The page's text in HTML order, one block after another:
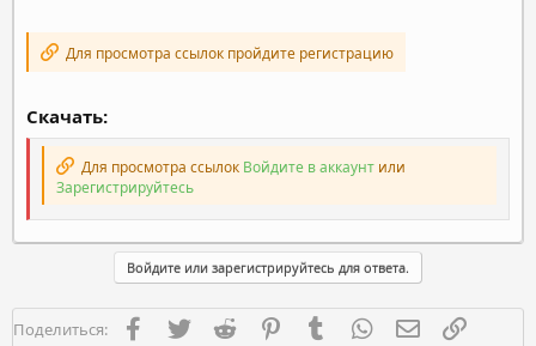
Для просмотра ссылок пройдите регистрацию
Скачать:
Для просмотра ссылок Войдите в аккаунт или
Зарегистрируйтесь
Войдите или зарегистрируйтесь для ответа.
Поделиться: FacebookTwitter Reddit PinterestTumblr WhatsAppЭлектронная